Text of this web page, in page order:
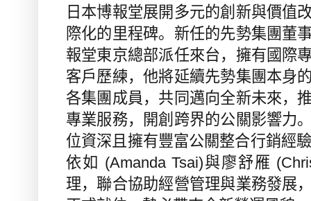
日本博報堂展開多元的創新與價值
際化的里程碑。新任的先勢集團董
報堂東京總部派任來台，擁有國際
客戶歷練，他將延續先勢集團本身
各集團成員，共同邁向全新未來，
專業服務，開創跨界的公關影響力
位資深且擁有豐富公關整合行銷經
依如 (Amanda Tsai)與廖舒雁
理，聯合協助經營管理與業務發展